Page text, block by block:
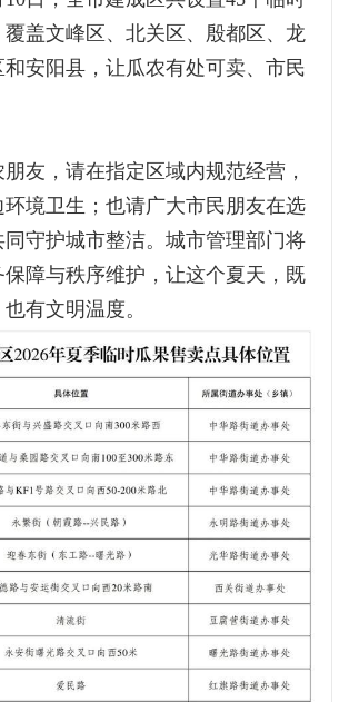
覆盖文峰区、北关区、殷都区、龙
安阳县，让瓜农有处可卖、市民
友，请在指定区域内规范经营，
环境卫生；也请广大市民朋友在选
守护城市整洁。城市管理部门将
障与秩序维护，让这个夏天，既
有文明温度。